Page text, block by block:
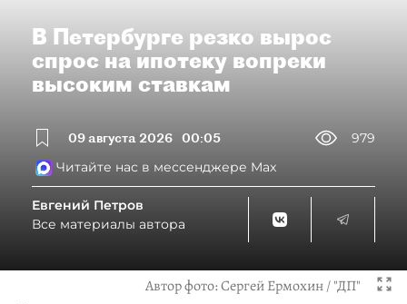
В Петербурге резко вырос
спрос на ипотеку вопреки
высоким ставкам
09 августа 2026 00:05
979
Читайте нас в мессенджере Max
Евгений Петров
Все материалы автора
Автор фото:Сергей Ермохин / "ДП"